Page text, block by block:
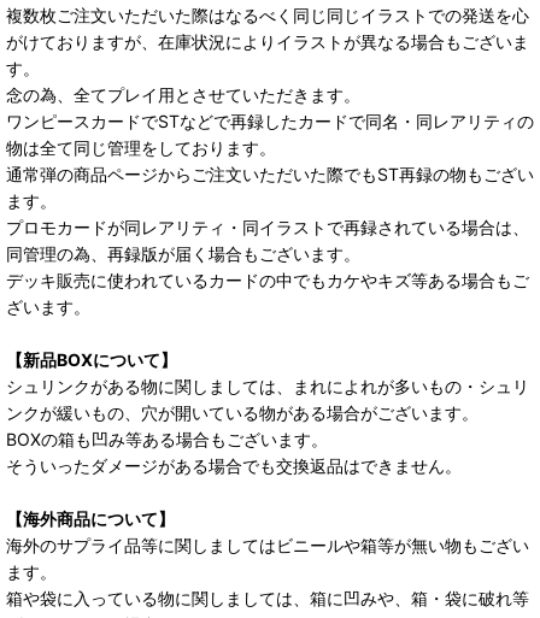
複数枚ご注文いただいた際はなるべく同じ同じイラストでの発送を心
がけておりますが、在庫状況によりイラストが異なる場合もございま
す。
念の為、全てプレイ用とさせていただきます。
ワンピースカードでSTなどで再録したカードで同名・同レアリティの
物は全て同じ管理をしております。
通常弾の商品ページからご注文いただいた際でもST再録の物もござい
ます。
プロモカードが同レアリティ・同イラストで再録されている場合は、
同管理の為、再録版が届く場合もございます。
デッキ販売に使われているカードの中でもカケやキズ等ある場合もご
ざいます。
【新品BOXについて】
シュリンクがある物に関しましては、まれによれが多いもの・シュリ
ンクが緩いもの、穴が開いている物がある場合がございます。
BOXの箱も凹み等ある場合もございます。
そういったダメージがある場合でも交換返品はできません。
【海外商品について】
海外のサプライ品等に関しましてはビニールや箱等が無い物もござい
ます。
箱や袋に入っている物に関しましては、箱に凹みや、箱・袋に破れ等